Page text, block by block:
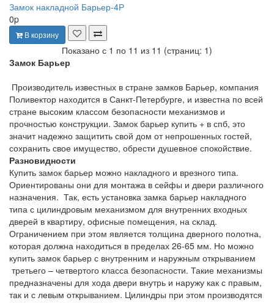
Замок накладной Барьер-4Р
0p
В корзину
Показано с 1 по 11 из 11 (страниц: 1)
Замок Барьер
Производитель известных в стране замков Барьер, компания
Поливектор находится в Санкт-Петербурге, и известна по всей
стране высоким классом безопасности механизмов и
прочностью конструкции. Замок барьер купить + в спб, это
значит надежно защитить свой дом от непрошенных гостей,
сохранить свое имущество, обрести душевное спокойствие.
Разновидности
Купить замок барьер можно накладного и врезного типа.
Ориентированы они для монтажа в сейфы и двери различного
назначения. Так, есть установка замка барьер накладного
типа с цилиндровым механизмом для внутренних входных
дверей в квартиру, офисные помещения, на склад.
Ограничением при этом является толщина дверного полотна,
которая должна находиться в пределах 26-65 мм. Но можно
купить замок барьер с внутренним и наружным открыванием
третьего – четвертого класса безопасности. Такие механизмы
предназначены для хода двери внутрь и наружу как с правым,
так и с левым открыванием. Цилиндры при этом производятся